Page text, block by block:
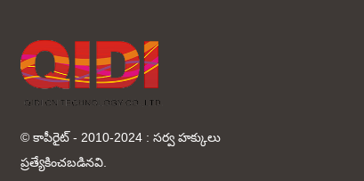
© కాపీరైట్ - 2010-2024 : సర్వ హక్కులు
ప్రత్యేకించబడినవి.